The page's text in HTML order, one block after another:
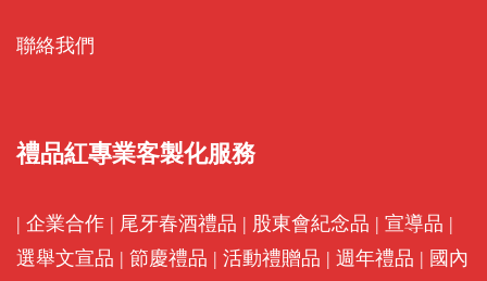
聯絡我們
禮品紅專業客製化服務
| 企業合作 | 尾牙春酒禮品 | 股東會紀念品 | 宣導品 |
選舉文宣品 | 節慶禮品 | 活動禮贈品 | 週年禮品 | 國內